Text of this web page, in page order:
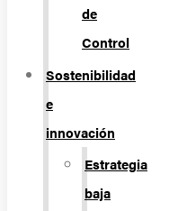
de
Control
Sostenibilidad
e
innovación
Estrategia
baja